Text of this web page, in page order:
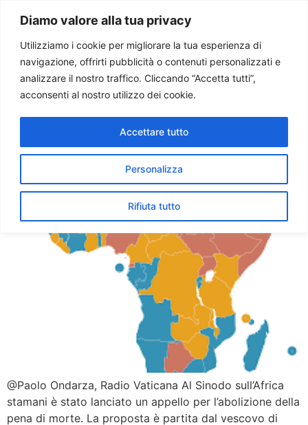
Diamo valore alla tua privacy
Utilizziamo i cookie per migliorare la tua esperienza di
navigazione, offrirti pubblicità o contenuti personalizzati e
analizzare il nostro traffico. Cliccando “Accetta tutti”,
acconsenti al nostro utilizzo dei cookie.
Personalizza
Rifiuta tutto
Accettare tutto
Paolo Ondarza
Tag:sierra leone
Sinodo Africa. No alla pena
di morte
@Paolo Ondarza, Radio Vaticana Al Sinodo sull’Africa
stamani è stato lanciato un appello per l’abolizione della
pena di morte. La proposta è partita dal vescovo di